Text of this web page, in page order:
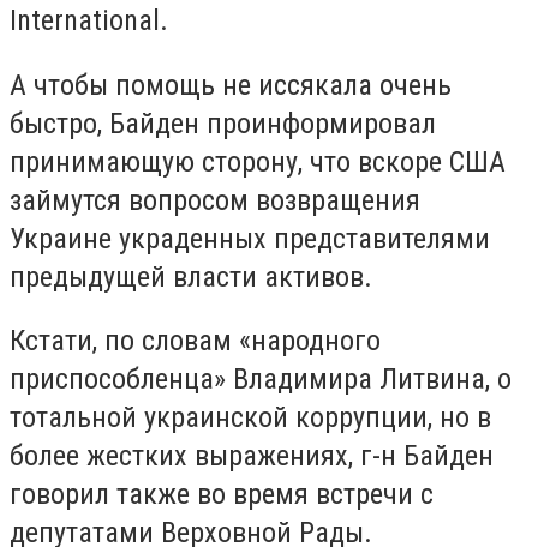
International.
А чтобы помощь не иссякала очень
быстро, Байден проинформировал
принимающую сторону, что вскоре США
займутся вопросом возвращения
Украине украденных представителями
предыдущей власти активов.
Кстати, по словам «народного
приспособленца» Владимира Литвина, о
тотальной украинской коррупции, но в
более жестких выражениях, г-н Байден
говорил также во время встречи с
депутатами Верховной Рады.